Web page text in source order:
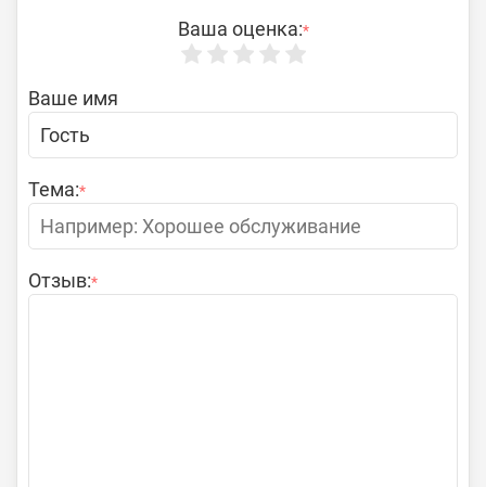
Ваша оценка:*
Ваше имя
Тема:*
Отзыв:*